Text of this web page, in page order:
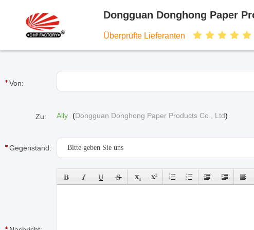
Dongguan Donghong Paper
Überprüfte Lieferanten
Von:
Zu: Ally (Dongguan Donghong Paper Products Co., Ltd)
Gegenstand: